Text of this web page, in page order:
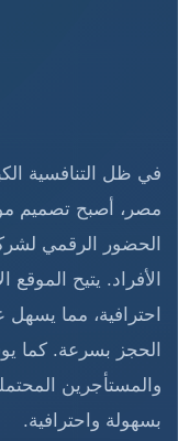
في ظل التنافسية
مصر، أصبح تصميم
الحضور الرقمي
الأفراد. يتيح
احترافية، مما
الحجز بسرعة. كما
والمستأجرين
بسهولة واحترافية.